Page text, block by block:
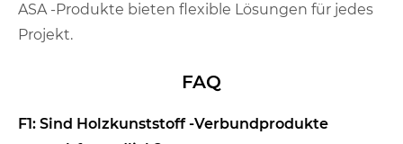
ASA -Produkte bieten flexible Lösungen für jedes
Projekt.
FAQ
F1: Sind Holzkunststoff -Verbundprodukte